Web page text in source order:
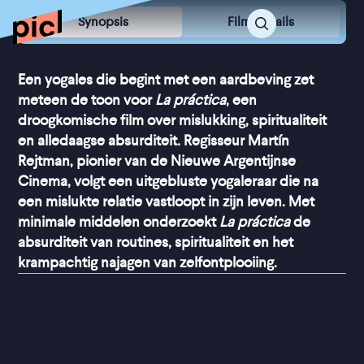
Synopsis Film Details
Een yogales die begint met een aardbeving zet
meteen de toon voor La práctica, een
droogkomische film over mislukking, spiritualiteit
en alledaagse absurditeit. Regisseur Martín
Rejtman, pionier van de Nieuwe Argentijnse
Cinema, volgt een uitgebluste yogaleraar die na
een mislukte relatie vastloopt in zijn leven. Met
minimale middelen onderzoekt La prácticade
absurditeit van routines, spiritualiteit en het
krampachtig najagen van zelfontplooiing.